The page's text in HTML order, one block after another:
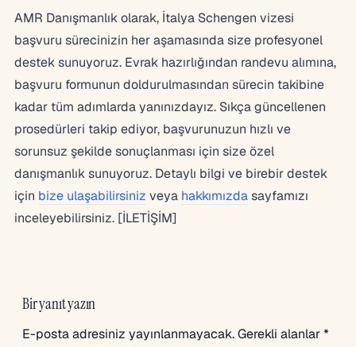
AMR Danışmanlık olarak, İtalya Schengen vizesi
başvuru sürecinizin her aşamasında size profesyonel
destek sunuyoruz. Evrak hazırlığından randevu alımına,
başvuru formunun doldurulmasından sürecin takibine
kadar tüm adımlarda yanınızdayız. Sıkça güncellenen
prosedürleri takip ediyor, başvurunuzun hızlı ve
sorunsuz şekilde sonuçlanması için size özel
danışmanlık sunuyoruz. Detaylı bilgi ve birebir destek
için bize ulaşabilirsiniz veya hakkımızdasayfamızı
inceleyebilirsiniz. [İLETİŞİM]
Bir yanıt yazın
E-posta adresiniz yayınlanmayacak.Gerekli alanlar*